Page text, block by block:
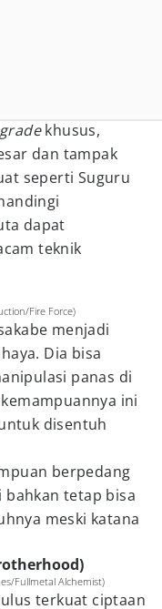
gradekhusus,
dan tampak
seperti Suguru
dapat
teknik
Fire Force)
menjadi
Dia bisa
panas di
ini
disentuh
berpedang
bahkan tetap bisa
meski katana
Fullmetal Alchemist)
terkuat ciptaan